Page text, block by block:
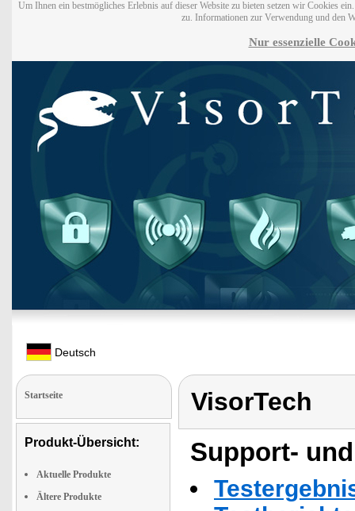
Um Ihnen ein bestmögliches Erlebnis auf dieser Website zu bieten setzen wir Cookies
zu. Informationen zur Verwendung und den
Nur essenzielle
Deutsch
Startseite
Produkt-Übersicht:
Aktuelle Produkte
Ältere Produkte
VisorTech
Support-